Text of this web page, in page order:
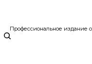
Профессиональное издание